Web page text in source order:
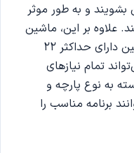
بشویند و به طور موثر
علاوه بر این، ماشین
لباسشویی سامسونگ اینورتر همچنین دارای حداکثر 22
تمام نیازهای
به نوع پارچه و
برنامه مناسب را